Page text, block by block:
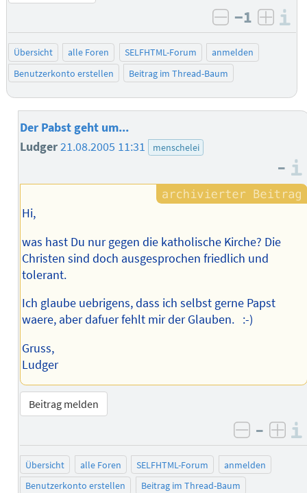
negativ
−1
Übersicht alle Foren SELFHTML-Forum
anmelden
Benutzerkonto erstellen
Beitrag im Thread-Baum
Der Pabst geht um...
Ludger21.08.2005 11:31 menschelei
–
Hi,
was hast Du nur gegen die katholische Kirche? Die
Christen sind doch ausgesprochen friedlich und
tolerant.
Ich glaube uebrigens, dass ich selbst gerne Papst
waere, aber dafuer fehlt mir der Glauben. :-)
Gruss,
Ludger
Beitrag melden
negativ
–
Übersicht alle Foren SELFHTML-Forum
anmelden
Benutzerkonto erstellen
Beitrag im Thread-Baum